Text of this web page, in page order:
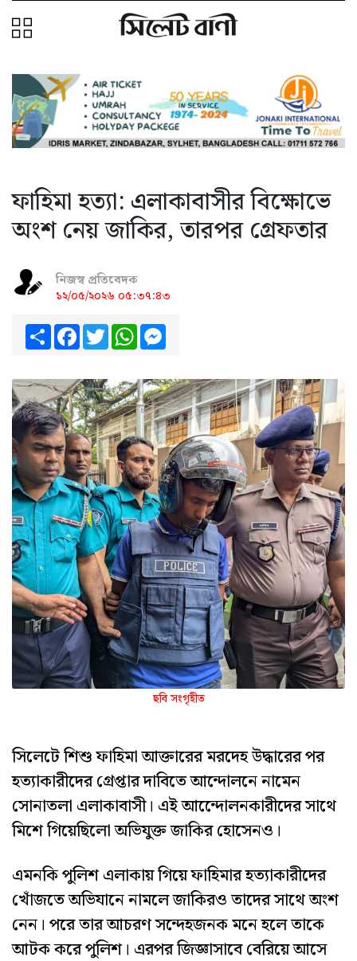
ফাহিমা হত্যা: এলাকাবাসীর বিক্ষোভে
অংশ নেয় জাকির, তারপর গ্রেফতার
নিজস্ব প্রতিবেদক
১২/০৫/২০২৬ ০৫:৩৭:৪৩
ShareFacebook
TwitterWhatsApp
ছবি সংগৃহীত
সিলেটে শিশু ফাহিমা আক্তারের মরদেহ উদ্ধারের পর
হত্যাকারীদের গ্রেপ্তার দাবিতে আন্দোলনে নামেন
সোনাতলা এলাকাবাসী। এই আন্দেোলনকারীদের সাথে
মিশে গিয়েছিলো অভিযুক্ত জাকির হোসেনও।
এমনকি পুলিশ এলাকায় গিয়ে ফাহিমার হত্যাকারীদের
খোঁজতে অভিযানে নামলে জাকিরও তাদের সাথে অংশ
নেন। পরে তার আচরণ সন্দেহজনক মনে হলে তাকে
আটক করে পুলিশ। এরপর জিজ্ঞাসাবে বেরিয়ে আসে